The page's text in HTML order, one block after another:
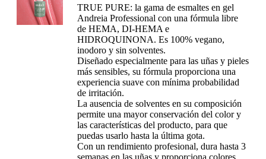
TRUE PURE: la gama de esmaltes en gel
Andreia Professional con una fórmula libre
de HEMA, DI-HEMA e
HIDROQUINONA. Es 100% vegano,
inodoro y sin solventes.
Diseñado especialmente para las uñas y pieles
más sensibles, su fórmula proporciona una
experiencia suave con mínima probabilidad
de irritación.
La ausencia de solventes en su composición
permite una mayor conservación del color y
las características del producto, para que
puedas usarlo hasta la última gota.
Con un rendimiento profesional, dura hasta 3
semanas en las uñas y proporciona colores